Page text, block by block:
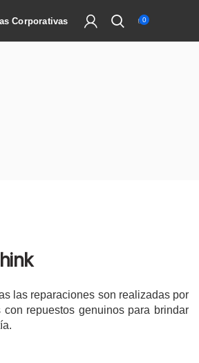
Corporativas 0
las reparaciones son realizadas por
con repuestos genuinos para brindar